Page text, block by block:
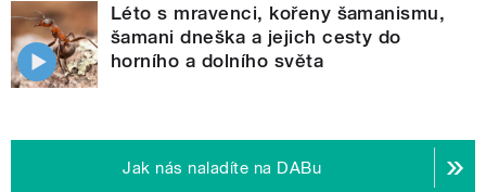
Léto s mravenci, kořeny šamanismu,
šamani dneška a jejich cesty do
horního a dolního světa
Jak nás naladíte na DABu